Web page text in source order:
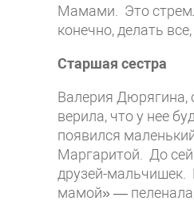
Мамами. Это
конечно, делать
Старшая сестра
Валерия Дюрягина,
верила, что у нее
появился
Маргаритой. До сей
друзей-мальчишек.
мамой» — пеленала,